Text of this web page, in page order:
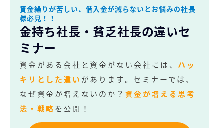
資金繰りが苦しい、借入金が減らないとお悩みの社長
様必見！！
金持ち社長・貧乏社長の違いセ
ミナー
資金がある会社と資金がない会社には、 ハッ
キリとした違い があります。セミナーでは、
なぜ資金が増えないのか？ 資金が増える思考
法・戦略を公開！